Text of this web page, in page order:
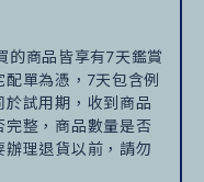
的商品皆享有7天鑑賞
單為憑，7天包含例
試用期，收到商品
整，商品數量是否
理退貨以前，請勿